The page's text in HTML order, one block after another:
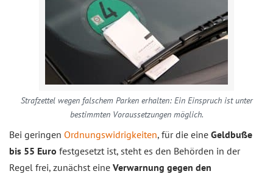
Strafzettel wegen falschem Parken erhalten: Ein Einspruch ist unter
bestimmten Voraussetzungen möglich.
Bei geringen Ordnungswidrigkeiten, für die eine Geldbuße
bis 55 Euro festgesetzt ist, steht es den Behörden in der
Regel frei, zunächst eine Verwarnung gegen den